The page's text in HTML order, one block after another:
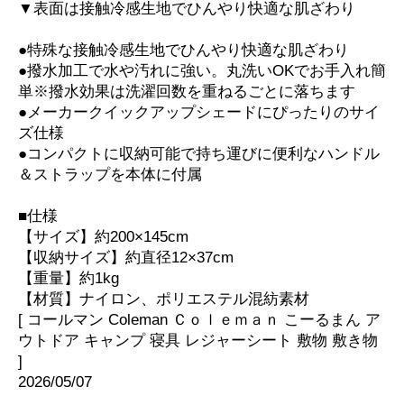
▼表面は接触冷感生地でひんやり快適な肌ざわり
●特殊な接触冷感生地でひんやり快適な肌ざわり
●撥水加工で水や汚れに強い。丸洗いOKでお手入れ簡
単※撥水効果は洗濯回数を重ねるごとに落ちます
●メーカークイックアップシェードにぴったりのサイ
ズ仕様
●コンパクトに収納可能で持ち運びに便利なハンドル
＆ストラップを本体に付属
■仕様
【サイズ】約200×145cm
【収納サイズ】約直径12×37cm
【重量】約1kg
【材質】ナイロン、ポリエステル混紡素材
[ コールマン Coleman Ｃｏｌｅｍａｎ こーるまん ア
ウトドア キャンプ 寝具 レジャーシート 敷物 敷き物
]
2026/05/07